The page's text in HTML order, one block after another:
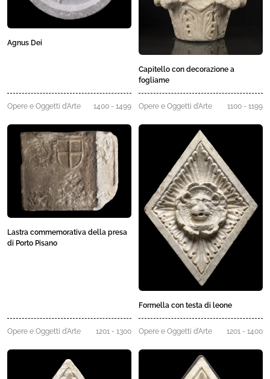
Agnus Dei
Opere e Oggetti d'Arte 1400 - 1499
Capitello con decorazione a
fogliame
Opere e Oggetti d'Arte 1100 - 1199
Lastra commemorativa della presa
di Porto Pisano
Opere e Oggetti d'Arte 1201 - 1300
Formella con testa di leone
Opere e Oggetti d'Arte 1201 - 1400